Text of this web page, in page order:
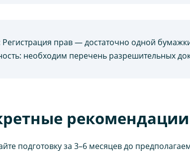
прав — достаточно одной
необходим перечень разрешительных
подготовку за 3–6 месяцев до